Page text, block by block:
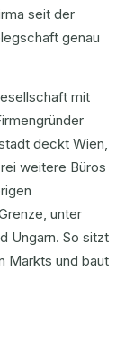
seit der
genau
mit
deckt Wien,
weitere Büros
unter
Ungarn. So sitzt
Markts und baut